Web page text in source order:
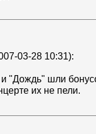
03-28 10:31):
и "Дождь" шли
их не пели.